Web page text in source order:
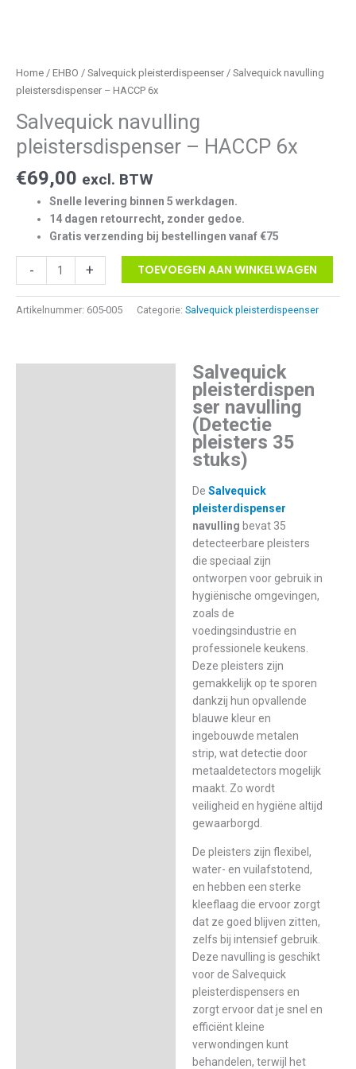
Home / EHBO / Salvequick pleisterdispeenser / Salvequick navulling
pleistersdispenser – HACCP 6x
Salvequick navulling
pleistersdispenser – HACCP 6x
€69,00 excl. BTW
Snelle levering binnen 5 werkdagen.
14 dagen retourrecht, zonder gedoe.
Gratis verzending bij bestellingen vanaf €75
-
Salvequick
navulling
pleistersdispenser
-
+ TOEVOEGEN AAN WINKELWAGEN
Artikelnummer: 605-005 Categorie: Salvequick pleisterdispeenser
Salvequick
pleisterdispen
ser navulling
(Detectie
pleisters 35
stuks)
De Salvequick
pleisterdispenser
navulling bevat 35
detecteerbare pleisters
die speciaal zijn
ontworpen voor gebruik in
hygiënische omgevingen,
zoals de
voedingsindustrie en
professionele keukens.
Deze pleisters zijn
gemakkelijk op te sporen
dankzij hun opvallende
blauwe kleur en
ingebouwde metalen
strip, wat detectie door
metaaldetectors mogelijk
maakt. Zo wordt
veiligheid en hygiëne altijd
gewaarborgd.
De pleisters zijn flexibel,
water- en vuilafstotend,
en hebben een sterke
kleeflaag die ervoor zorgt
dat ze goed blijven zitten,
zelfs bij intensief gebruik.
Deze navulling is geschikt
voor de Salvequick
pleisterdispensers en
zorgt ervoor dat je snel en
efficiënt kleine
verwondingen kunt
behandelen, terwijl het